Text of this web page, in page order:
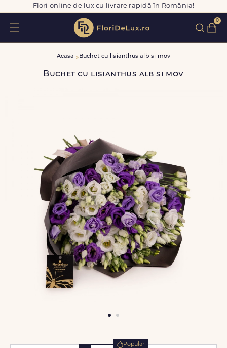
Flori online de lux cu livrare rapidă în România!
0
Acasa Buchet cu lisianthus alb si mov
Buchet cu lisianthus alb si mov
Popular